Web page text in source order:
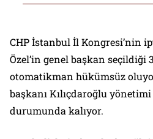
CHP İstanbul İl Kongresi’nin
Özel’in genel başkan seçildiği
otomatikman hükümsüz
başkanı Kılıçdaroğlu
durumunda kalıyor.